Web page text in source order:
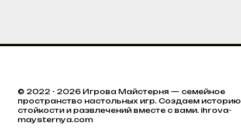
© 2022 - 2026 Игрова Майстерня — семейное
пространство настольных игр. Создаем историю
стойкости и развлечений вместе с вами. ihrova-
maysternya.com